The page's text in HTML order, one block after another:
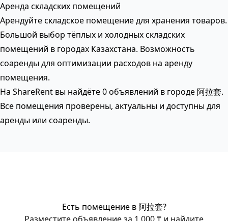
Аренда складских помещений
Арендуйте складское помещение для хранения товаров.
Большой выбор тёплых и холодных складских
помещений в городах Казахстана. Возможность
соаренды для оптимизации расходов на аренду
помещения.
На ShareRent вы найдёте 0 объявлений в городе 阿拉套.
Все помещения проверены, актуальны и доступны для
аренды или соаренды.
Есть помещение в 阿拉套?